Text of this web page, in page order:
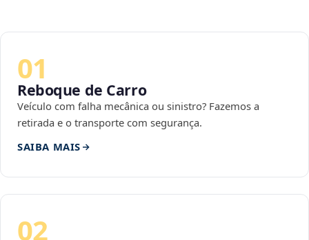
01
Reboque de Carro
Veículo com falha mecânica ou sinistro? Fazemos a
retirada e o transporte com segurança.
SAIBA MAIS
02